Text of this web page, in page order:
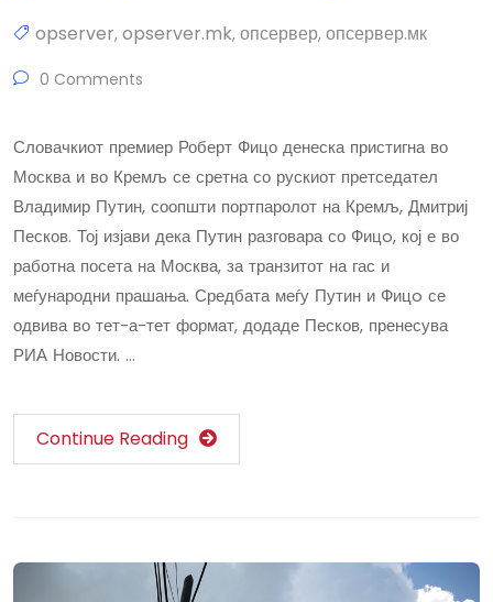
opserver, opserver.mk, опсервер, опсервер.мк
0 Comments
Словачкиот премиер Роберт Фицо денеска пристигна во
Москва и во Кремљ се сретна со рускиот претседател
Владимир Путин, соопшти портпаролот на Кремљ, Дмитриј
Песков. Тој изјави дека Путин разговара со Фицo, кој е во
работна посета на Москва, за транзитот на гас и
меѓународни прашања. Средбата меѓу Путин и Фицo се
одвива во тет-а-тет формат, додаде Песков, пренесува
РИА Новости. …
Continue Reading